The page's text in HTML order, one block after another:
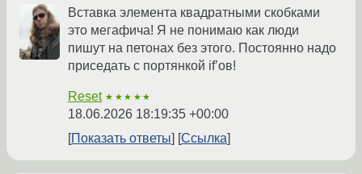
Вставка элемента квадратными скобками
это мегафича! Я не понимаю как люди
пишут на петонах без этого. Постоянно надо
приседать с портянкой if’ов!
Reset ★★★★★
18.06.2026 18:19:35 +00:00
Показать ответы
Ссылка